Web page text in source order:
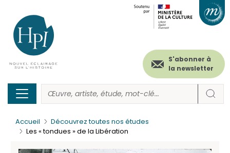
contenu
principal
Menu
secondaire
(header)
S'abonner à
la newsletter
Accueil
Découvrez toutes nos études
Les « tondues » de la Libération